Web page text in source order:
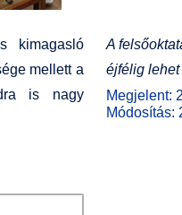
kimagasló
mellett a
is nagy
A
éjfélig
Megjelent:
Módosítás: